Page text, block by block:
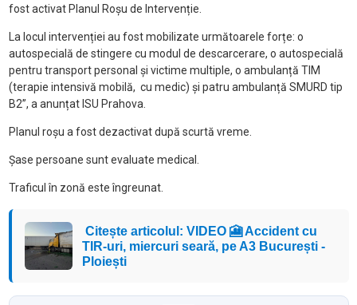
fost activat Planul Roșu de Intervenție.
La locul intervenției au fost mobilizate următoarele forțe: o
autospecială de stingere cu modul de descarcerare, o autospecială
pentru transport personal și victime multiple, o ambulanță TIM
(terapie intensivă mobilă, cu medic) și patru ambulanță SMURD tip
B2”, a anunțat ISU Prahova.
Planul roșu a fost dezactivat după scurtă vreme.
Șase persoane sunt evaluate medical.
Traficul în zonă este îngreunat.
Citește articolul: VIDEO 🎦 Accident cu
TIR-uri, miercuri seară, pe A3 București -
Ploiești